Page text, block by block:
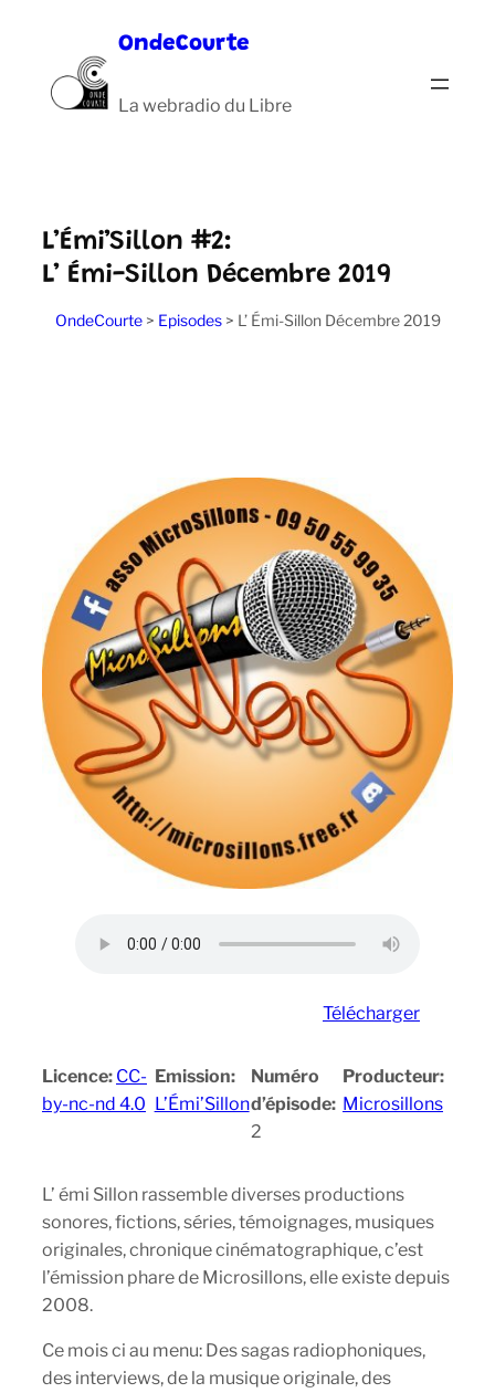
contenu
OndeCourte
La webradio du Libre
L’Émi’Sillon #2:
L’ Émi-Sillon Décembre 2019
OndeCourte> Episodes> L’ Émi-Sillon Décembre 2019
Télécharger
Licence: CC-
by-nc-nd 4.0
Emission:
L’Émi’Sillon
Numéro
d’épisode:
2
Producteur:
Microsillons
L’ émi Sillon rassemble diverses productions
sonores, fictions, séries, témoignages, musiques
originales, chronique cinématographique, c’est
l’émission phare de Microsillons, elle existe depuis
2008.
Ce mois ci au menu: Des sagas radiophoniques,
des interviews, de la musique originale, des